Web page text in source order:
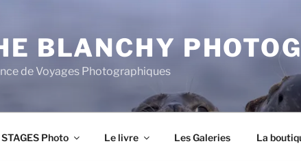
BLANCHY
de Voyages Photographiques
STAGES Photo Le livre Les Galeries La